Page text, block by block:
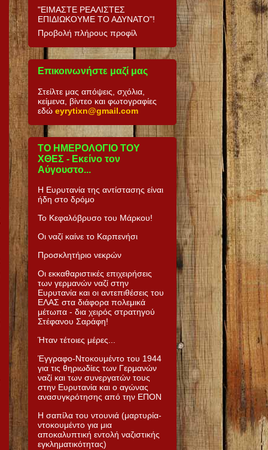
"ΕΙΜΑΣΤΕ ΡΕΑΛΙΣΤΕΣ
ΕΠΙΔΙΩΚΟΥΜΕ ΤΟ ΑΔΥΝΑΤΟ"!
Προβολή πλήρους προφίλ
Επικοινωνήστε μαζί μας
Στείλτε μας απόψεις, σχόλια,
κείμενα, βίντεο και φωτογραφίες
εδώ eyrytixn@gmail.com
ΤΟ ΗΜΕΡΟΛΟΓΙΟ ΤΟΥ
ΧΘΕΣ - Εκείνο τον
Αύγουστο...
Η Ευρυτανία της αντίστασης είναι
ήδη στο δρόμο
Το Κεφαλόβρυσο του Μάρκου!
Οι ναζί καίνε το Καρπενήσι
Προσκλητήριο νεκρών
Οι εκκαθαριστικές επιχειρήσεις
των γερμανών ναζί στην
Ευρυτανία και οι αντεπιθέσεις του
ΕΛΑΣ στα διάφορα πολεμικά
μέτωπα - δια χειρός στρατηγού
Στέφανου Σαράφη!
Ήταν τέτοιες μέρες...
Έγγραφο-Ντοκουμέντο του 1944
για τις θηριωδίες των Γερμανών
ναζί και των συνεργατών τους
στην Ευρυτανία και ο αγώνας
ανασυγκρότησης από την ΕΠΟΝ
Η σαπίλα του ντουνιά (μαρτυρία-
ντοκουμέντο για μια
αποκαλυπτική εντολή ναζιστικής
εγκληματικότητας)